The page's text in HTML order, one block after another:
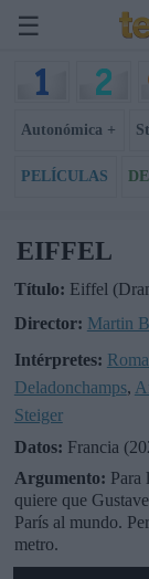
☰
Autonómica +
PELÍCULAS
EIFFEL
Título: Eiffel
Director: Martin
Intérpretes:
Deladonchamps,
Steiger
Datos: Francia
Argumento: Para
quiere que
París al mundo.
metro.